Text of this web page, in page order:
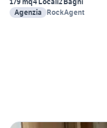
Agenzia
RockAgent